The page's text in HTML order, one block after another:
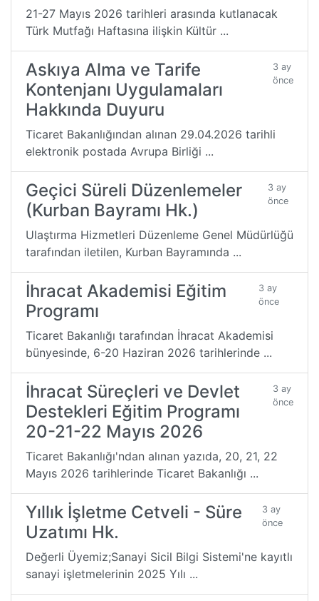
21-27 Mayıs 2026 tarihleri arasında kutlanacak
Türk Mutfağı Haftasına ilişkin Kültür ...
Askıya Alma ve Tarife
Kontenjanı Uygulamaları
Hakkında Duyuru
3 ay
önce
Ticaret Bakanlığından alınan 29.04.2026 tarihli
elektronik postada Avrupa Birliği ...
Geçici Süreli Düzenlemeler
(Kurban Bayramı Hk.)
3 ay
önce
Ulaştırma Hizmetleri Düzenleme Genel Müdürlüğü
tarafından iletilen, Kurban Bayramında ...
İhracat Akademisi Eğitim
Programı
3 ay
önce
Ticaret Bakanlığı tarafından İhracat Akademisi
bünyesinde, 6-20 Haziran 2026 tarihlerinde ...
İhracat Süreçleri ve Devlet
Destekleri Eğitim Programı
20-21-22 Mayıs 2026
3 ay
önce
Ticaret Bakanlığı'ndan alınan yazıda, 20, 21, 22
Mayıs 2026 tarihlerinde Ticaret Bakanlığı ...
Yıllık İşletme Cetveli - Süre
Uzatımı Hk.
3 ay
önce
Değerli Üyemiz;Sanayi Sicil Bilgi Sistemi'ne kayıtlı
sanayi işletmelerinin 2025 Yılı ...